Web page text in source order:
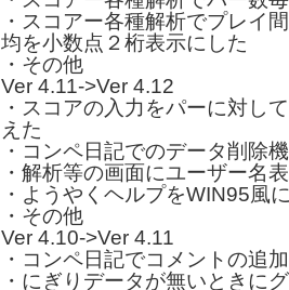
・スコアー各種解析でプレイ
均を小数点２桁表示にした
・その他
Ver 4.11->Ver 4.12
・スコアの入力をパーに対し
えた
・コンペ日記でのデータ削除
・解析等の画面にユーザー名
・ようやくヘルプをWIN95風
・その他
Ver 4.10->Ver 4.11
・コンペ日記でコメントの追
・にぎりデータが無いときに